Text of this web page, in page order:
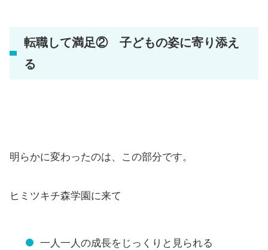
転職して満足② 子どもの姿に寄り添え
る
明らかに変わったのは、この部分です。
ヒミツキチ森学園に来て
一人一人の成長をじっくりと見られる